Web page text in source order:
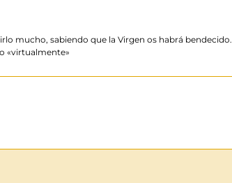
mucho, sabiendo que la Virgen os habrá bendecido.
«virtualmente»